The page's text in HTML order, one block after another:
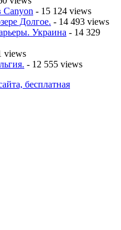
Canyon - 15 124 views
Долгое. - 14 493 views
Украина - 14 329
views
- 12 555 views